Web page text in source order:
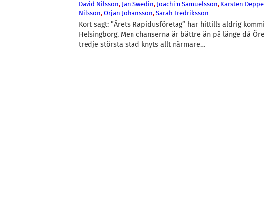
David Nilsson, Jan Swedin, Joachim Samuelsson, Karsten
Nilsson, Örjan Johansson, Sarah Fredriksson
Kort sagt: ”Årets Rapidusföretag” har hittills aldrig
Helsingborg. Men chanserna är bättre än på länge då
tredje största stad knyts allt närmare…